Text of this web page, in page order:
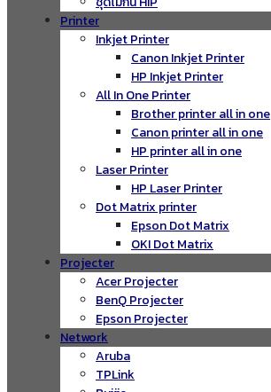
Printer
Inkjet Printer
Canon Inkjet Printer
HP Inkjet Printer
All In One Printer
Brother printer all in one
Canon printer all in one
HP printer all in one
Laser Printer
HP Laser Printer
Dot Matrix printer
Epson Dot Matrix
OKI Dot Matrix
Projecter
Acer Projecter
BenQ Projecter
Epson Projecter
Network
Aruba
TPLink